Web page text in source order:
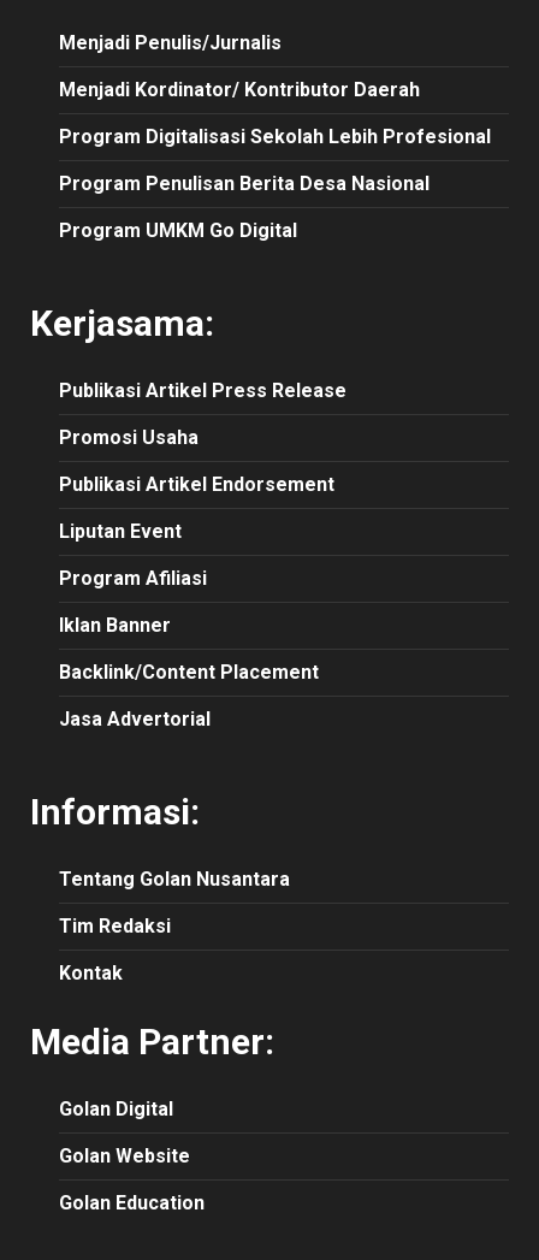
Menjadi Penulis/Jurnalis
Menjadi Kordinator/ Kontributor Daerah
Program Digitalisasi Sekolah Lebih Profesional
Program Penulisan Berita Desa Nasional
Program UMKM Go Digital
Kerjasama:
Publikasi Artikel Press Release
Promosi Usaha
Publikasi Artikel Endorsement
Liputan Event
Program Afiliasi
Iklan Banner
Backlink/Content Placement
Jasa Advertorial
Informasi:
Tentang Golan Nusantara
Tim Redaksi
Kontak
Media Partner:
Golan Digital
Golan Website
Golan Education